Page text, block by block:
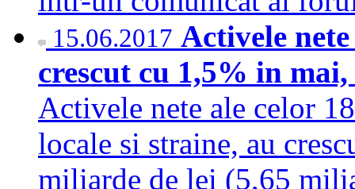
15.06.2017 Activele
crescut cu 1,5% in
Activele nete ale celor
locale si straine, au
miliarde de lei (5,65